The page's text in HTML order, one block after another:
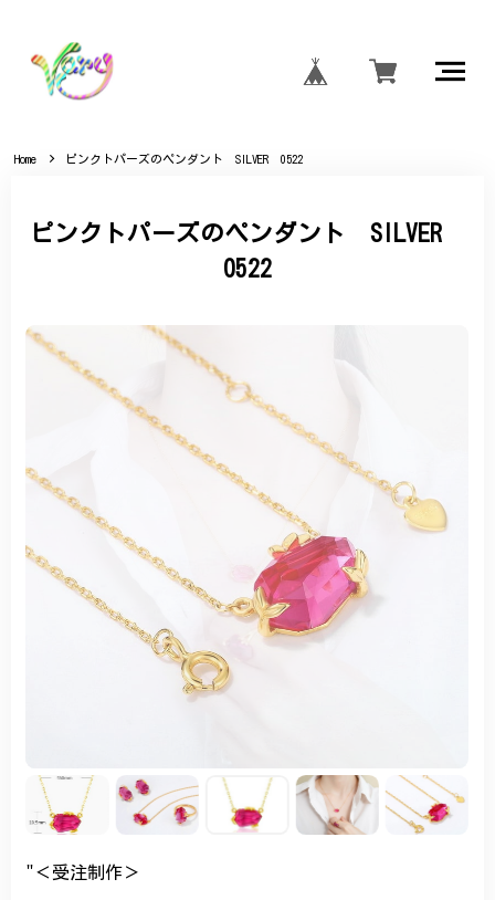
Home ピンクトパーズのペンダント SILVER 0522
ピンクトパーズのペンダント SILVER
0522
"＜受注制作＞